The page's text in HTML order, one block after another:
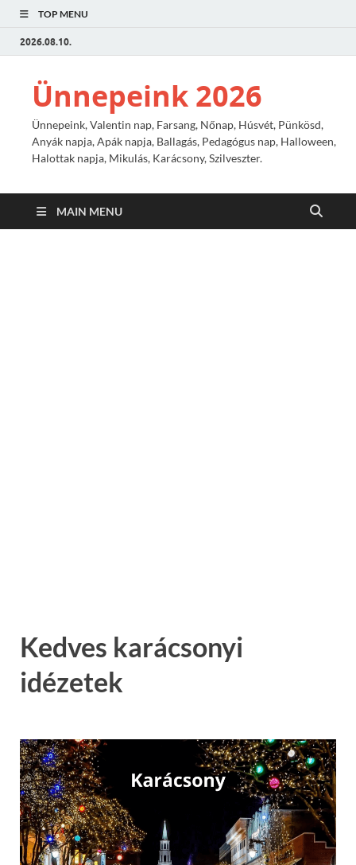
TOP MENU
2026.08.10.
Ünnepeink 2026
Ünnepeink, Valentin nap, Farsang, Nőnap, Húsvét, Pünkösd,
Anyák napja, Apák napja, Ballagás, Pedagógus nap, Halloween,
Halottak napja, Mikulás, Karácsony, Szilveszter.
MAIN MENU
Kedves karácsonyi
idézetek